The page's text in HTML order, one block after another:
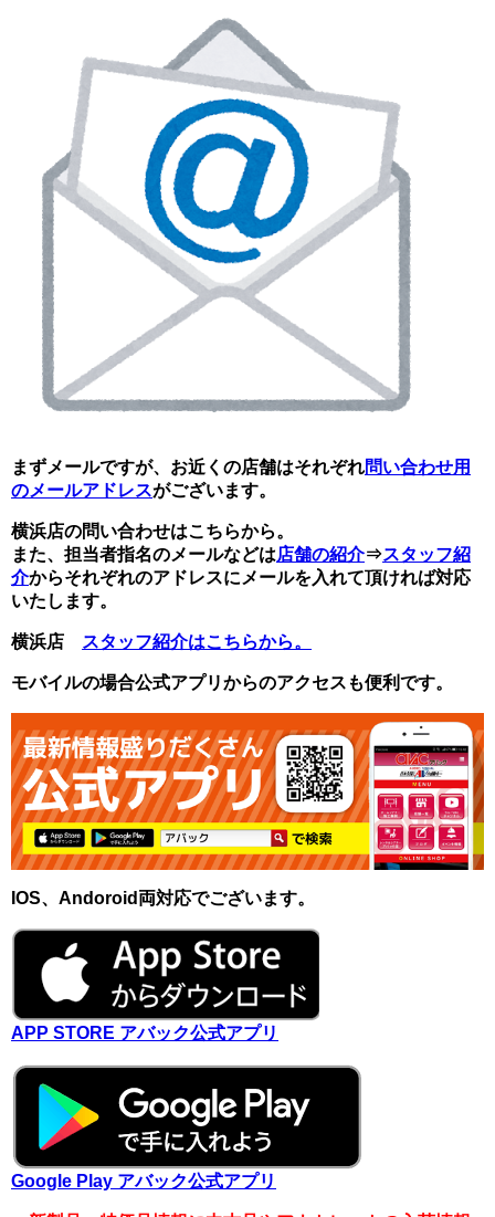
まずメールですが、お近くの店舗はそれぞれ問い合わせ用
のメールアドレスがございます。
横浜店の問い合わせはこちらから。
また、担当者指名のメールなどは店舗の紹介⇒スタッフ紹
介からそれぞれのアドレスにメールを入れて頂ければ対応
いたします。
横浜店 スタッフ紹介はこちらから。
モバイルの場合公式アプリからのアクセスも便利です。
IOS、Andoroid両対応でございます。
APP STORE アバック公式アプリ
Google Play アバック公式アプリ